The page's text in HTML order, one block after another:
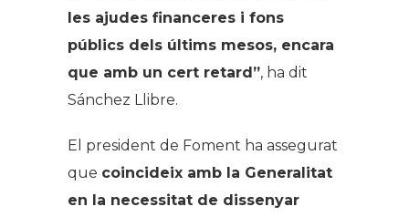
les ajudes financeres i fons
públics dels últims mesos, encara
que amb un cert retard”, ha dit
Sánchez Llibre.
El president de Foment ha assegurat
que coincideix amb la Generalitat
en la necessitat de dissenyar